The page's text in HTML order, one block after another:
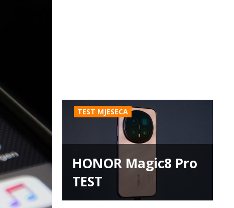
TEST MJESECA
HONOR Magic8 Pro
TEST